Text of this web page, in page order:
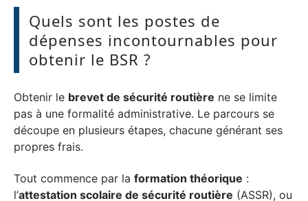
Quels sont les postes de
dépenses incontournables pour
obtenir le BSR ?
Obtenir le brevet de sécurité routière ne se limite
pas à une formalité administrative. Le parcours se
découpe en plusieurs étapes, chacune générant ses
propres frais.
Tout commence par la formation théorique :
l’attestation scolaire de sécurité routière (ASSR), ou